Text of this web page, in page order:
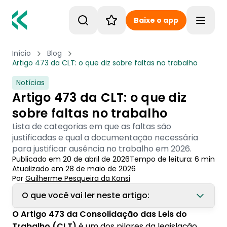
Baixe o app
Início
Blog
Artigo 473 da CLT: o que diz sobre faltas no trabalho
Notícias
Artigo 473 da CLT: o que diz
sobre faltas no trabalho
Lista de categorias em que as faltas são
justificadas e qual a documentação necessária
para justificar ausência no trabalho em 2026.
Publicado em 20 de abril de 2026Tempo de leitura: 6 min
Atualizado em 28 de maio de 2026
Por Guilherme Pesqueira da Konsi
O que você vai ler neste artigo:
1. O que é o artigo 473 da CLT e para que
O Artigo 473 da Consolidação das Leis do